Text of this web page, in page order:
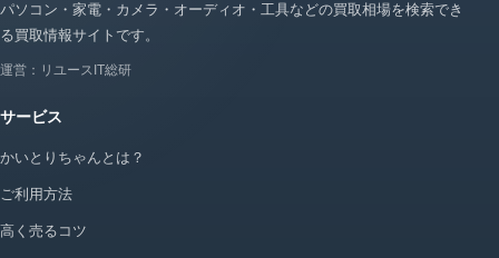
パソコン・家電・カメラ・オーディオ・工具などの買取相場を検索でき
る買取情報サイトです。
運営：リユースIT総研
サービス
かいとりちゃんとは？
ご利用方法
高く売るコツ